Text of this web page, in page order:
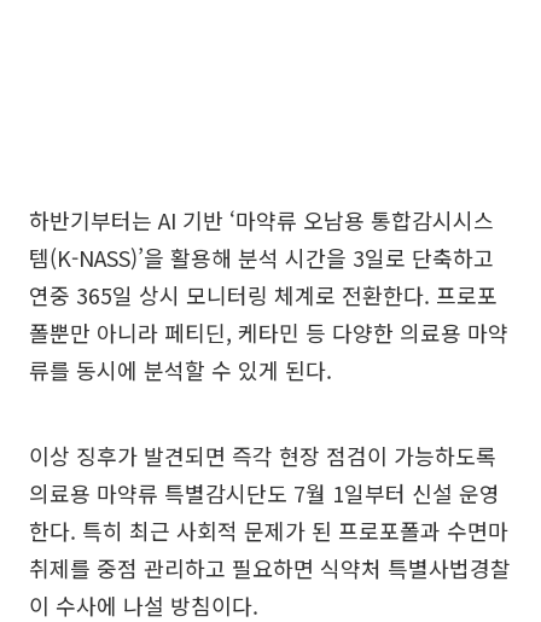
하반기부터는 AI 기반 ‘마약류 오남용 통합감시시스
템(K-NASS)’을 활용해 분석 시간을 3일로 단축하고
연중 365일 상시 모니터링 체계로 전환한다. 프로포
폴뿐만 아니라 페티딘, 케타민 등 다양한 의료용 마약
류를 동시에 분석할 수 있게 된다.
이상 징후가 발견되면 즉각 현장 점검이 가능하도록
의료용 마약류 특별감시단도 7월 1일부터 신설 운영
한다. 특히 최근 사회적 문제가 된 프로포폴과 수면마
취제를 중점 관리하고 필요하면 식약처 특별사법경찰
이 수사에 나설 방침이다.